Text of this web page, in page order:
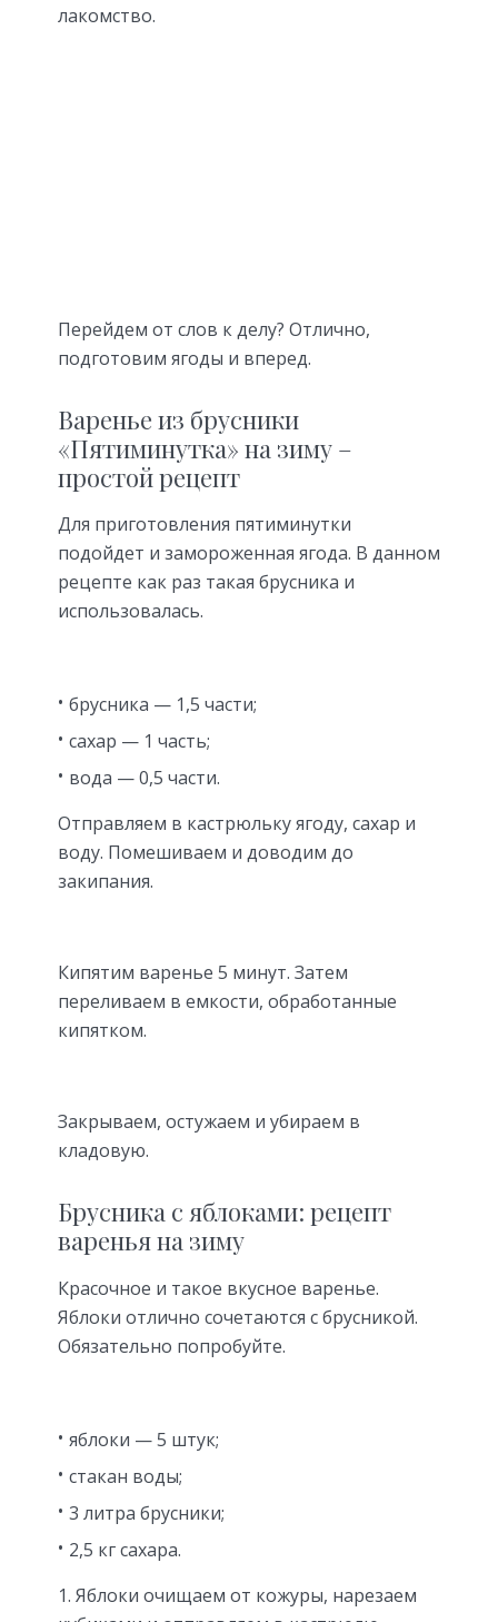
лакомство.
Перейдем от слов к делу? Отлично,
подготовим ягоды и вперед.
Варенье из брусники
«Пятиминутка» на зиму –
простой рецепт
Для приготовления пятиминутки
подойдет и замороженная ягода. В данном
рецепте как раз такая брусника и
использовалась.
брусника — 1,5 части;
сахар — 1 часть;
вода — 0,5 части.
Отправляем в кастрюльку ягоду, сахар и
воду. Помешиваем и доводим до
закипания.
Кипятим варенье 5 минут. Затем
переливаем в емкости, обработанные
кипятком.
Закрываем, остужаем и убираем в
кладовую.
Брусника с яблоками: рецепт
варенья на зиму
Красочное и такое вкусное варенье.
Яблоки отлично сочетаются с брусникой.
Обязательно попробуйте.
яблоки — 5 штук;
стакан воды;
3 литра брусники;
2,5 кг сахара.
Яблоки очищаем от кожуры, нарезаем